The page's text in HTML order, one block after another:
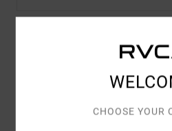
Details & caractéristiques
T-shirt à manches courtes
EVYZT00215 Code
CHOOSE YOUR